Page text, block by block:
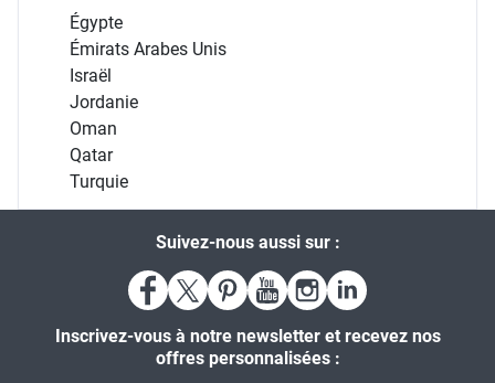
Égypte
Émirats Arabes Unis
Israël
Jordanie
Oman
Qatar
Turquie
Suivez-nous aussi sur :
Inscrivez-vous à notre newsletter et recevez nos
offres personnalisées :